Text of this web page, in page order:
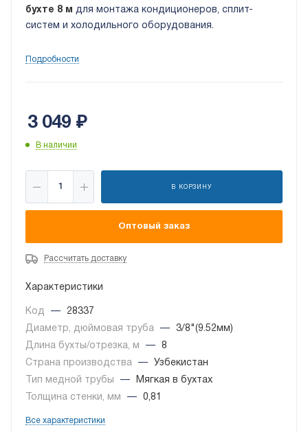
бухте 8 м для монтажа кондиционеров, сплит-
систем и холодильного оборудования.
Подробности
3 049 ₽
В наличии
В КОРЗИНУ
Оптовый заказ
Рассчитать доставку
Характеристики
Код —
28337
Диаметр, дюймовая труба
—
3/8"(9.52мм)
Длина бухты/отрезка, м
—
8
Страна производства
—
Узбекистан
Тип медной трубы
—
Мягкая в бухтах
Толщина стенки, мм
— 0,81
Все характеристики